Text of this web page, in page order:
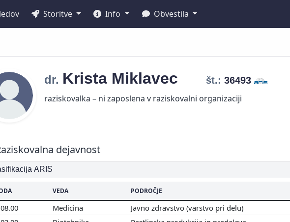
Storitve Info Obvestila
dr. Krista Miklavec št.: 36493
raziskovalka – ni zaposlena v raziskovalni organizaciji
dejavnost
ARIS
VEDA PODROČJE
Medicina
Javno zdravstvo (varstvo pri delu)